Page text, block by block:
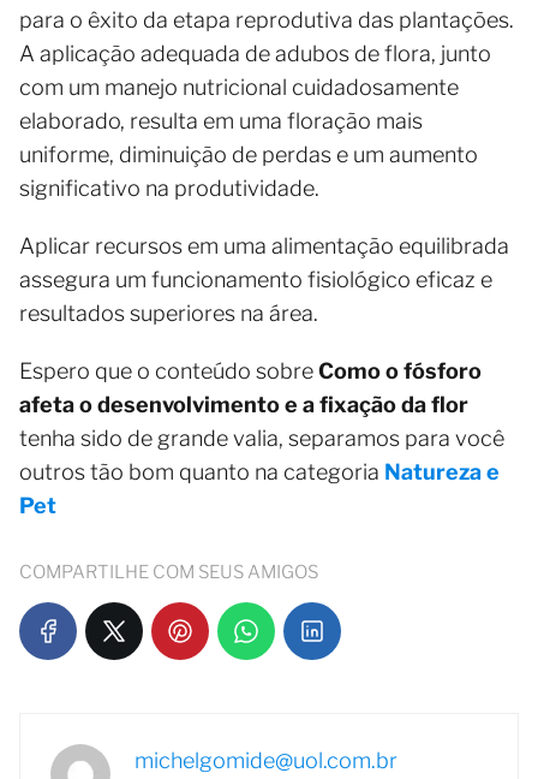
para o êxito da etapa reprodutiva das plantações.
A aplicação adequada de adubos de flora, junto
com um manejo nutricional cuidadosamente
elaborado, resulta em uma floração mais
uniforme, diminuição de perdas e um aumento
significativo na produtividade.
Aplicar recursos em uma alimentação equilibrada
assegura um funcionamento fisiológico eficaz e
resultados superiores na área.
Espero que o conteúdo sobreComo o fósforo
afeta o desenvolvimento e a fixação da flor
tenha sido de grande valia, separamos para você
outros tão bom quanto na categoria Natureza e
Pet
COMPARTILHE COM SEUS AMIGOS
michelgomide@uol.com.br